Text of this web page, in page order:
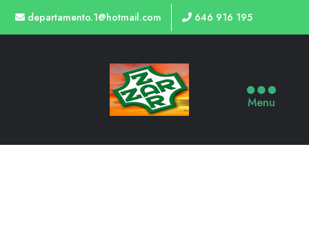
departamento.1@hotmail.com 646 916 195
Menu